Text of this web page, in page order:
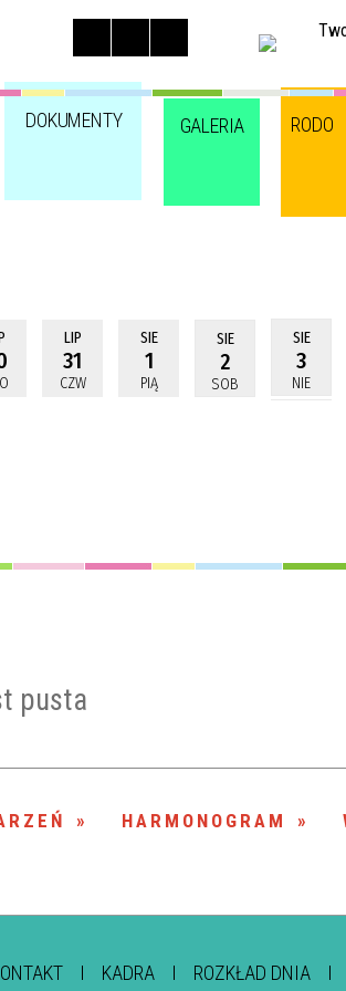
DOKUMENTY GALERIA RODO
LIP
31
CZW
SIE
1
PIĄ
SIE
2
SOB
SIE
3
NIE
pusta
HARMONOGRAM
KADRA ROZKŁAD DNIA